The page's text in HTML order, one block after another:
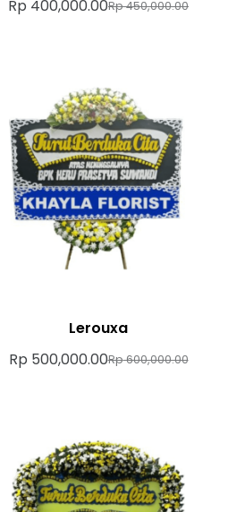
Rp450,000.00
Rp 400,000.00
Lerouxa
Rp600,000.00
Rp 500,000.00